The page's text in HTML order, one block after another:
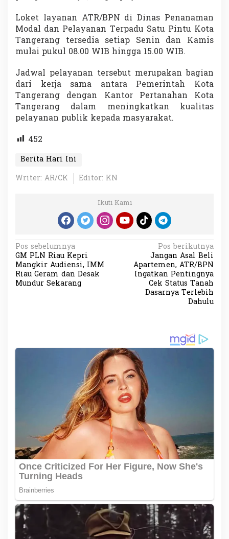
Loket layanan ATR/BPN di Dinas Penanaman
Modal dan Pelayanan Terpadu Satu Pintu Kota
Tangerang tersedia setiap Senin dan Kamis
mulai pukul 08.00 WIB hingga 15.00 WIB.
Jadwal pelayanan tersebut merupakan bagian
dari kerja sama antara Pemerintah Kota
Tangerang dengan Kantor Pertanahan Kota
Tangerang dalam meningkatkan kualitas
pelayanan publik kepada masyarakat.
452
Berita Hari Ini
Writer: AR/CK
Editor: KN
Ikuti Kami
N
a
v
i
Pos sebelumnya
GM PLN Riau Kepri
Mangkir Audiensi, IMM
Riau Geram dan Desak
Mundur Sekarang
Pos berikutnya
Jangan Asal Beli
Apartemen, ATR/BPN
Ingatkan Pentingnya
Cek Status Tanah
Dasarnya Terlebih
Dahulu